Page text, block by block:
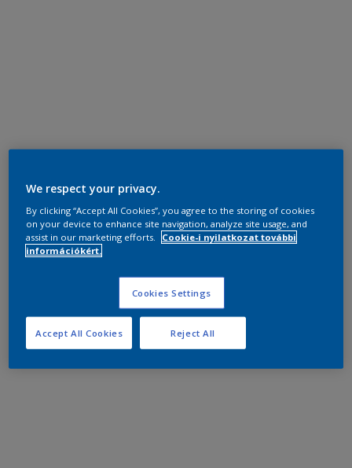
We respect your privacy.
By clicking “Accept All Cookies”, you agree to the storing of cookies
on your device to enhance site navigation, analyze site usage, and
assist in our marketing efforts.
Cookie-i nyilatkozat további
információkért.
Cookies Settings
Reject All
Accept All Cookies